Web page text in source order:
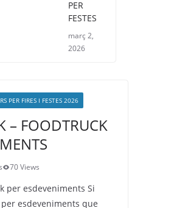
PER
FESTES
març 2,
2026
PER FIRES I FESTES 2026
– FOODTRUCK
70 Views
per esdeveniments Si
esdeveniments que